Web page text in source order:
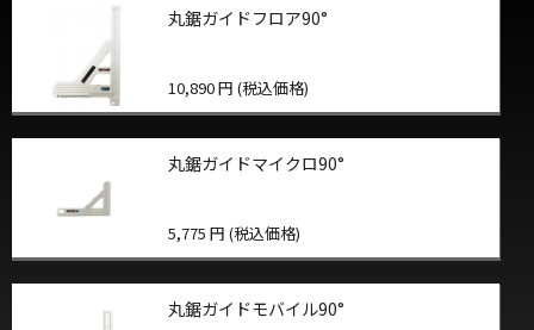
丸鋸ガイドフロア90°
10,890 円 (税込価格)
丸鋸ガイドマイクロ90°
5,775 円 (税込価格)
丸鋸ガイドモバイル90°